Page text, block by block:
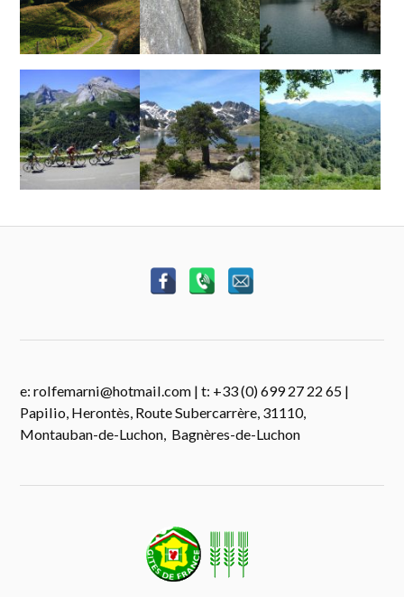
e:rolfemarni@hotmail.com | t: +33 (0) 699 27 22 65 |
Papilio, Herontès, Route Subercarrère, 31110,
Montauban-de-Luchon, Bagnères-de-Luchon